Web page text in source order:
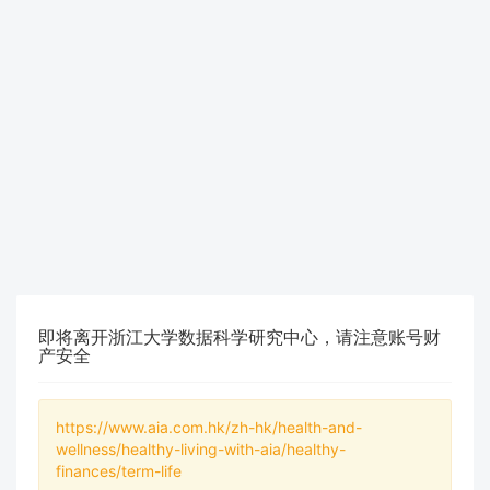
即将离开浙江大学数据科学研究中心，请注意账号财
产安全
https://www.aia.com.hk/zh-hk/health-and-
wellness/healthy-living-with-aia/healthy-
finances/term-life